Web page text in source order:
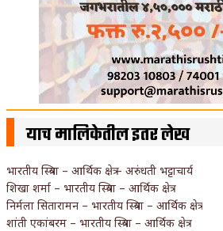
याच मालिकेतील इतर लेख
भारतीय स्त्रिया – आर्थिक क्षेत्र – अरुंधती भट्टाचार्य
शिखा शर्मा – भारतीय स्त्रिया – आर्थिक क्षेत्र
निर्मला सितारामन – भारतीय स्त्रिया – आर्थिक क्षेत्र
शांती एकांबरम – भारतीय स्त्रिया – आर्थिक क्षेत्र